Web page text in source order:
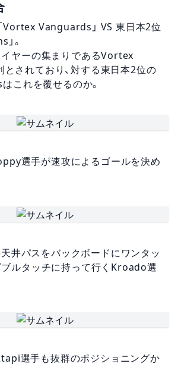
Vortex Vanguards」 VS 東日本2位
。
ヤーの集まりであるVortex
されており、対する東日本2位の
これを覆せるのか。
選手が速攻によるゴールを決め
井パスをバックボードにワンタッ
ルタッチに持って行くKroado選
選手も抜群のポジショニングか